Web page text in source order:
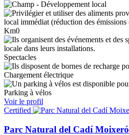
Km0
Spectacles
Chargement électrique
Parking à vélos
Voir le profil
Certified
Parc Natural del Cadí Moixeró